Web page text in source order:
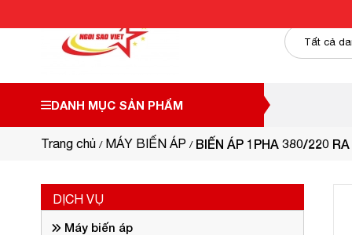
DANH MỤC SẢN PHẨM
Trang chủ MÁY BIẾN ÁP BIẾN ÁP 1PHA 380/220
DỊCH VỤ
Máy biến áp